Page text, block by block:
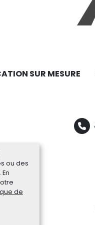
ou des
de
SUR MESURE